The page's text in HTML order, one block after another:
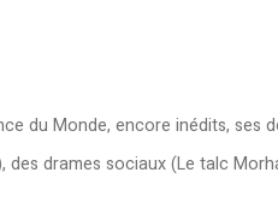
du Monde, encore inédits,
drames sociaux (Le talc